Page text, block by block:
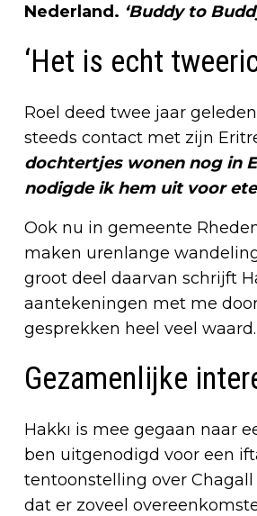
Nederland. ‘Buddy to
‘Het is echt
Roel deed twee jaar
steeds contact met zijn
dochtertjes wonen nog in
nodigde ik hem uit voor
Ook nu in gemeente
maken urenlange
groot deel daarvan schrijft
aantekeningen met me
gesprekken heel veel
Gezamenlijke
Hakkı is mee gegaan naar
ben uitgenodigd voor een
tentoonstelling over
dat er zoveel